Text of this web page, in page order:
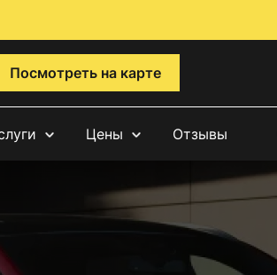
Посмотреть на карте
Цены Отзывы